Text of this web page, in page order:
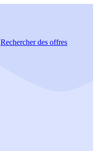
Rechercherdes offres